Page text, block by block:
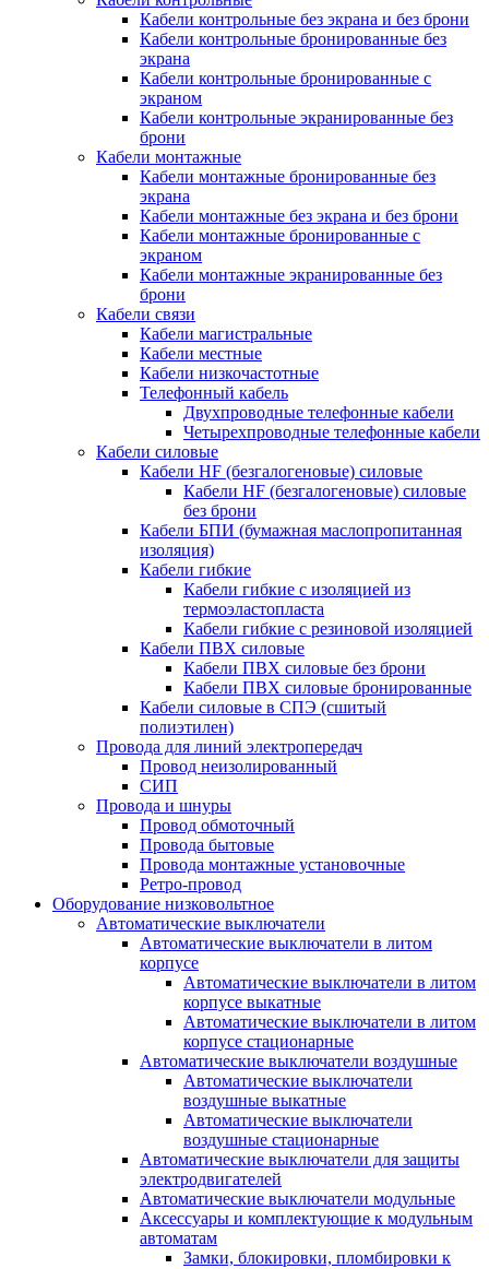
Кабели контрольные без экрана и без брони
Кабели контрольные бронированные без
экрана
Кабели контрольные бронированные с
экраном
Кабели контрольные экранированные без
брони
Кабели монтажные
Кабели монтажные бронированные без
экрана
Кабели монтажные без экрана и без брони
Кабели монтажные бронированные с
экраном
Кабели монтажные экранированные без
брони
Кабели связи
Кабели магистральные
Кабели местные
Кабели низкочастотные
Телефонный кабель
Двухпроводные телефонные кабели
Четырехпроводные телефонные кабели
Кабели силовые
Кабели HF (безгалогеновые) силовые
Кабели HF (безгалогеновые) силовые
без брони
Кабели БПИ (бумажная маслопропитанная
изоляция)
Кабели гибкие
Кабели гибкие с изоляцией из
термоэластопласта
Кабели гибкие с резиновой изоляцией
Кабели ПВХ силовые
Кабели ПВХ силовые без брони
Кабели ПВХ силовые бронированные
Кабели силовые в СПЭ (сшитый
полиэтилен)
Провода для линий электропередач
Провод неизолированный
СИП
Провода и шнуры
Провод обмоточный
Провода бытовые
Провода монтажные установочные
Ретро-провод
Оборудование низковольтное
Автоматические выключатели
Автоматические выключатели в литом
корпусе
Автоматические выключатели в литом
корпусе выкатные
Автоматические выключатели в литом
корпусе стационарные
Автоматические выключатели воздушные
Автоматические выключатели
воздушные выкатные
Автоматические выключатели
воздушные стационарные
Автоматические выключатели для защиты
электродвигателей
Автоматические выключатели модульные
Аксессуары и комплектующие к модульным
автоматам
Замки, блокировки, пломбировки к